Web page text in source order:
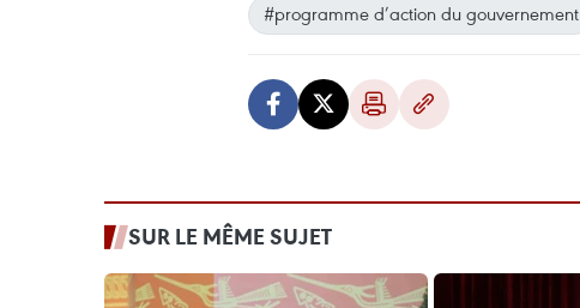
#programme d’action du gouvernement
SUR LE MÊME SUJET